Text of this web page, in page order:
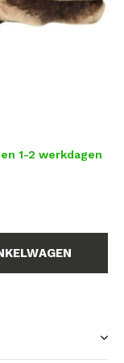
1-2 werkdagen